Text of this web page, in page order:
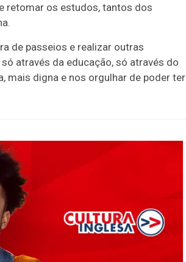
retomar os estudos, tantos dos
de passeios e realizar outras
através da educação, só através do
mais digna e nos orgulhar de poder ter